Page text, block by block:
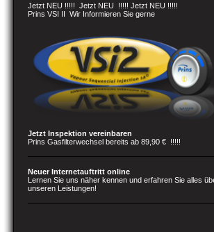
Jetzt NEU !!!!! Jetzt NEU !!!!! Jetzt NEU !!!!!
Prins VSI II Wir Informieren Sie gerne
Jetzt Inspektion vereinbaren
Prins Gasfilterwechsel bereits ab 89,90 € !!!!!
Neuer Internetauftritt online
Lernen Sie uns näher kennen und erfahren Sie alles
unseren Leistungen!